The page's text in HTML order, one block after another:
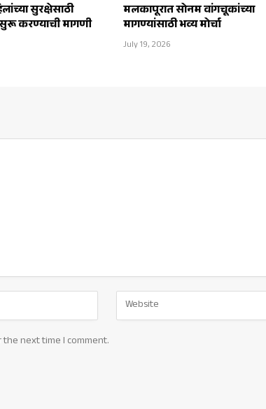
सुरक्षेसाठी
करण्याची मागणी
मलकापूरात सोनम वांगचूकांच्या
मागण्यांसाठी भव्य मोर्चा
July 19, 2026
next time I comment.